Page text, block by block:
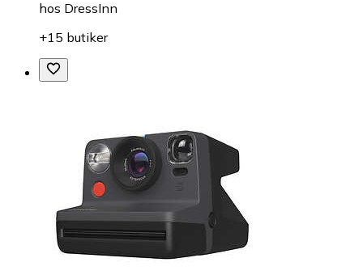
hos DressInn
+15 butiker